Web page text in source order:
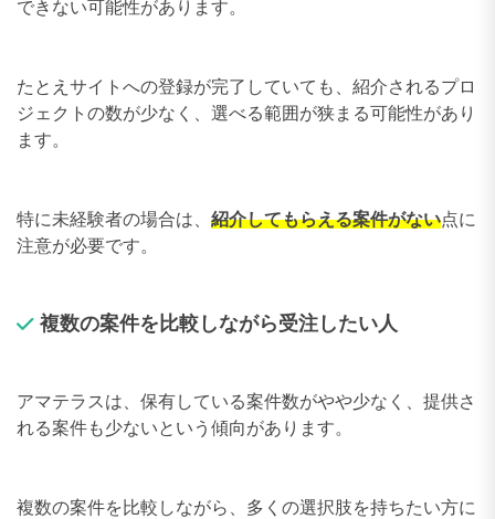
できない可能性があります。
たとえサイトへの登録が完了していても、紹介されるプロ
ジェクトの数が少なく、選べる範囲が狭まる可能性があり
ます。
特に未経験者の場合は、 紹介してもらえる案件がない点に
注意が必要です。
複数の案件を比較しながら受注したい人
アマテラスは、保有している案件数がやや少なく、提供さ
れる案件も少ないという傾向があります。
複数の案件を比較しながら、多くの選択肢を持ちたい方に